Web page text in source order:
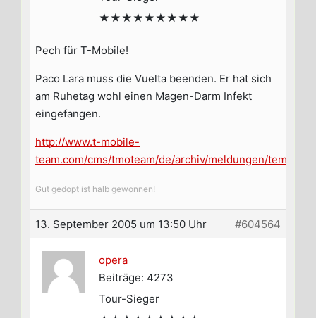
★★★★★★★★★
Pech für T-Mobile!
Paco Lara muss die Vuelta beenden. Er hat sich
am Ruhetag wohl einen Magen-Darm Infekt
eingefangen.
http://www.t-mobile-
team.com/cms/tmoteam/de/archiv/meldungen/
Gut gedopt ist halb gewonnen!
13. September 2005 um 13:50 Uhr #604564
opera
Beiträge: 4273
Tour-Sieger